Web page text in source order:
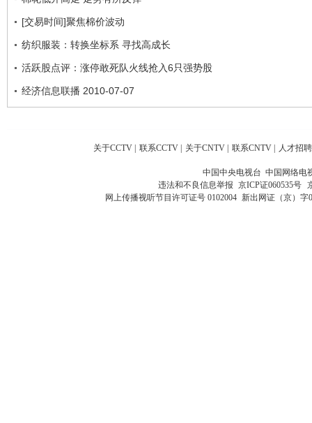
[交易时间]聚焦棉价波动
纺织服装：转换坐标系 寻找高成长
活跃股点评：涨停敢死队火线抢入6只强势股
经济信息联播 2010-07-07
关于CCTV | 联系CCTV | 关于CNTV | 联系CNTV | 人才招聘
中国中央电视台 中国网络电
违法和不良信息举报 京ICP证060535号
网上传播视听节目许可证号 0102004 新出网证（京）